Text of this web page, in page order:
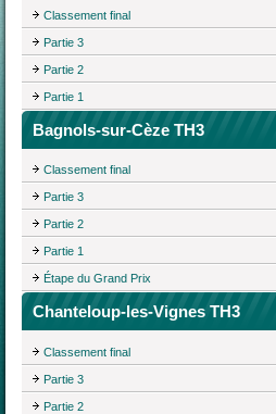
Classement final
Partie 3
Partie 2
Partie 1
Bagnols-sur-Cèze TH3
Classement final
Partie 3
Partie 2
Partie 1
Étape du Grand Prix
Chanteloup-les-Vignes TH3
Classement final
Partie 3
Partie 2